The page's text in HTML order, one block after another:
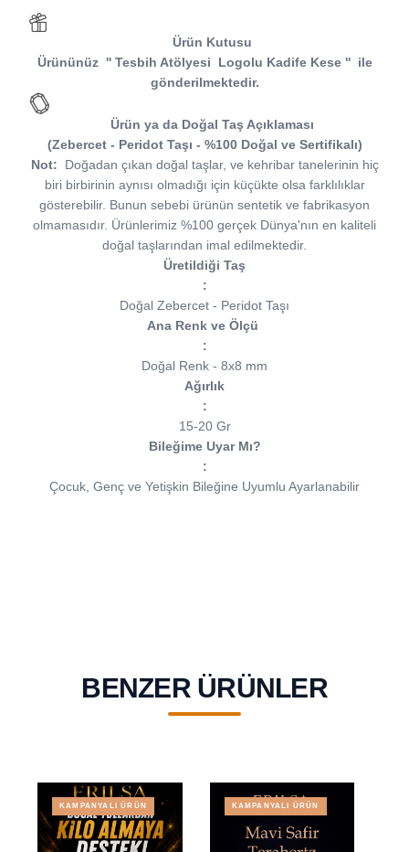
Ürün Kutusu
Ürününüz '' Tesbih Atölyesi Logolu Kadife Kese '' ile
gönderilmektedir.
Ürün ya da Doğal Taş Açıklaması
(Zebercet - Peridot Taşı - %100 Doğal ve Sertifikalı)
Not: Doğadan çıkan doğal taşlar, ve kehribar tanelerinin hiç
biri birbirinin aynısı olmadığı için küçükte olsa farklılıklar
gösterebilir. Bunun sebebi ürünün sentetik ve fabrikasyon
olmamasıdır. Ürünlerimiz %100 gerçek Dünya'nın en kaliteli
doğal taşlarından imal edilmektedir.
Üretildiği Taş
:
Doğal Zebercet - Peridot Taşı
Ana Renk ve Ölçü
:
Doğal Renk - 8x8 mm
Ağırlık
:
15-20 Gr
Bileğime Uyar Mı?
:
Çocuk, Genç ve Yetişkin Bileğine Uyumlu Ayarlanabilir
BENZER ÜRÜNLER
KAMPANYALI ÜRÜN KAMPANYALI ÜRÜN